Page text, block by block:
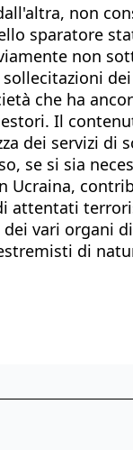
non
sparatore
non
che ha
Il
dei servizi
se si sia
vari organi
di